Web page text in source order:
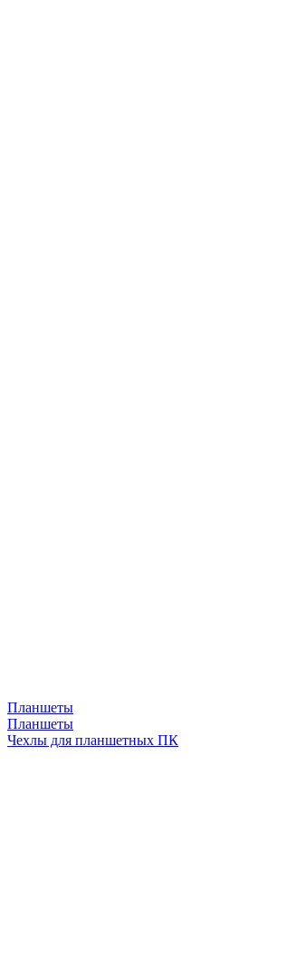
Планшеты
Планшеты
Чехлы для планшетных ПК